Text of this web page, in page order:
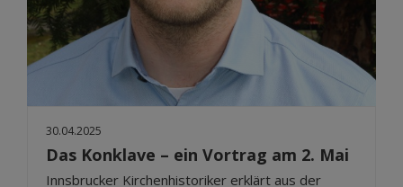
Jan 2026
Dez 2025
Sep 2025
30.04.2025
Das Konklave – ein Vortrag am 2. Mai
Innsbrucker Kirchenhistoriker erklärt aus der